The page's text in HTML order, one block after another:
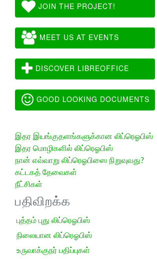
JOIN THE PROJECT!
MEET US AT EVENTS
DISCOVER LIBREOFFICE
GOOD LOOKING DOCUMENTS
இதர இயங்குதளங்களுக்கான லிப்ரெஓபிஸ்
இதர மொழிகளில் லிப்ரெஓபிஸ்
நான் எவ்வாறு லிப்ரெஓபிஸை நிறுவுவது?
கட்டகத் தேவைகள்
நீட்சிகள்
பதிவிறக்க
புத்தம் புது லிப்ரெஓபிஸ்
நிலையான லிப்ரெஓபிஸ்
உருவாக்குநர் பதிப்புகள்